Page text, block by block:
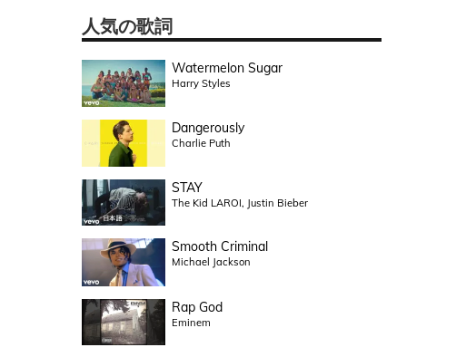
人気の歌詞
Watermelon Sugar
Harry Styles
Dangerously
Charlie Puth
STAY
The Kid LAROI, Justin Bieber
Smooth Criminal
Michael Jackson
Rap God
Eminem